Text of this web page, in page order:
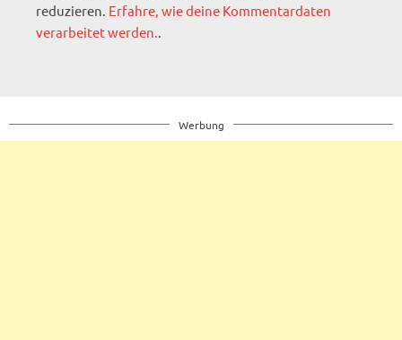
reduzieren. Erfahre, wie deine Kommentardaten
verarbeitet werden..
Werbung